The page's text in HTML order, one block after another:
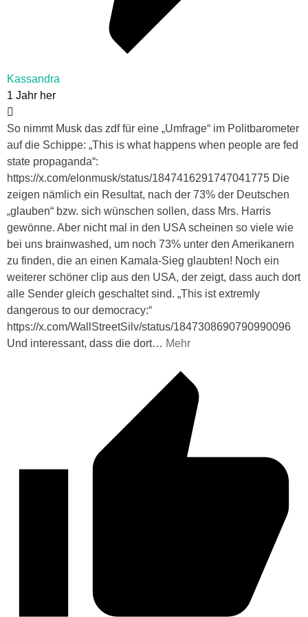
Kassandra
1 Jahr her
So nimmt Musk das zdf für eine „Umfrage“ im Politbarometer
auf die Schippe: „This is what happens when people are fed
state propaganda“:
https://x.com/elonmusk/status/1847416291747041775 Die
zeigen nämlich ein Resultat, nach der 73% der Deutschen
„glauben“ bzw. sich wünschen sollen, dass Mrs. Harris
gewönne. Aber nicht mal in den USA scheinen so viele wie
bei uns brainwashed, um noch 73% unter den Amerikanern
zu finden, die an einen Kamala-Sieg glaubten! Noch ein
weiterer schöner clip aus den USA, der zeigt, dass auch dort
alle Sender gleich geschaltet sind. „This ist extremly
dangerous to our democracy:“
https://x.com/WallStreetSilv/status/1847308690790990096
Und interessant, dass die dort… Mehr